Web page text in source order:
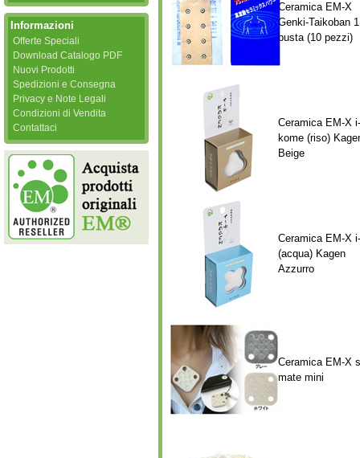
Ceramica EM-X
Genki-Taikoban 1
busta (10 pezzi)
Ceramica EM-X i-
kome (riso)
Beige
Ceramica EM-X
(acqua) Kagen
Azzurro
Ceramica EM-X
mate mini
Informazioni
Offerte Speciali
Download Catalogo PDF
Nuovi Prodotti
Spedizioni e Consegna
Privacy e Note Legali
Condizioni di Vendita
Contattaci